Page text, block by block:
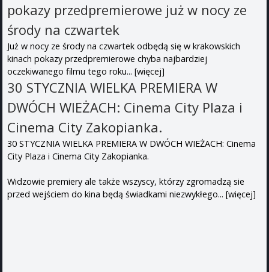
pokazy przedpremierowe już w nocy ze
środy na czwartek
Już w nocy ze środy na czwartek odbędą się w krakowskich
kinach pokazy przedpremierowe chyba najbardziej
oczekiwanego filmu tego roku... [więcej]
30 STYCZNIA WIELKA PREMIERA W
DWÓCH WIEŻACH: Cinema City Plaza i
Cinema City Zakopianka.
30 STYCZNIA WIELKA PREMIERA W DWÓCH WIEŻACH: Cinema
City Plaza i Cinema City Zakopianka.
Widzowie premiery ale także wszyscy, którzy zgromadzą sie
przed wejściem do kina będą świadkami niezwykłego... [więcej]